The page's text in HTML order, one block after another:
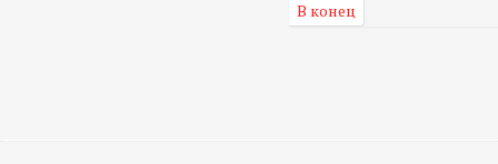
В конец